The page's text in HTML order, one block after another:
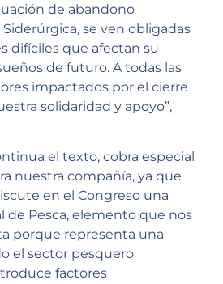
de abandono
se ven obligadas
difíciles que afectan su
de futuro. A todas las
impactados por el cierre
solidaridad y apoyo”,
el texto, cobra especial
nuestra compañía, ya que
en el Congreso una
de Pesca, elemento que nos
porque representa una
el sector pesquero
factores